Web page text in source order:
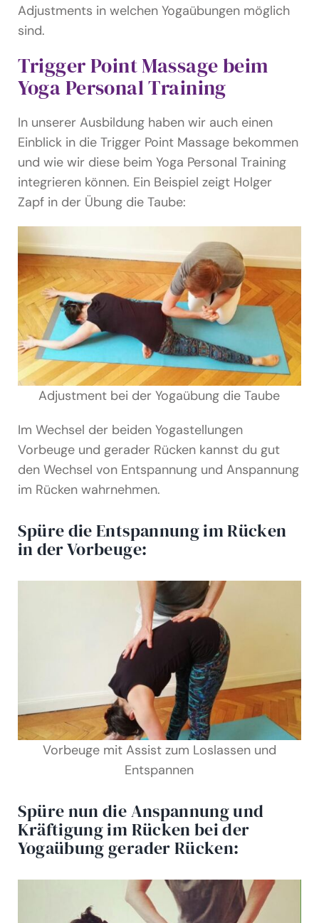
Adjustments in welchen Yogaübungen möglich
sind.
Trigger Point Massage beim
Yoga Personal Training
In unserer Ausbildung haben wir auch einen
Einblick in die Trigger Point Massage bekommen
und wie wir diese beim Yoga Personal Training
integrieren können. Ein Beispiel zeigt Holger
Zapf in der Übung die Taube:
Adjustment bei der Yogaübung die Taube
Im Wechsel der beiden Yogastellungen
Vorbeuge und gerader Rücken kannst du gut
den Wechsel von Entspannung und Anspannung
im Rücken wahrnehmen.
Spüre die Entspannung im Rücken
in der Vorbeuge:
Vorbeuge mit Assist zum Loslassen und
Entspannen
Spüre nun die Anspannung und
Kräftigung im Rücken bei der
Yogaübung gerader Rücken: